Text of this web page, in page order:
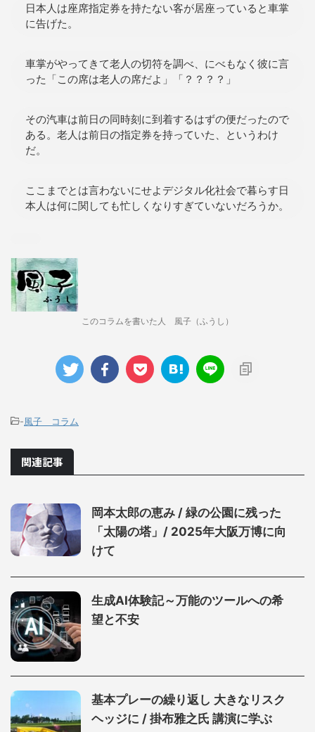
日本人は座席指定券を持たない客が居座っていると車掌
に告げた。
車掌がやってきて老人の切符を調べ、にべもなく彼に言
った「この席は老人の席だよ」「？？？？」
その汽車は前日の同時刻に到着するはずの便だったので
ある。老人は前日の指定券を持っていた、というわけ
だ。
ここまでとは言わないにせよデジタル化社会で暮らす日
本人は何に関しても忙しくなりすぎていないだろうか。
このコラムを書いた人 風子（ふうし）
-風子 コラム
関連記事
岡本太郎の恵み / 緑の公園に残った
「太陽の塔」/ 2025年大阪万博に向
けて
生成AI体験記～万能のツールへの希
望と不安
基本プレーの繰り返し 大きなリスク
ヘッジに / 掛布雅之氏 講演に学ぶ